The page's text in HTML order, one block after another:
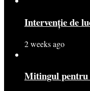
Intervenție de
2 weeks ago
Mitingul pentru